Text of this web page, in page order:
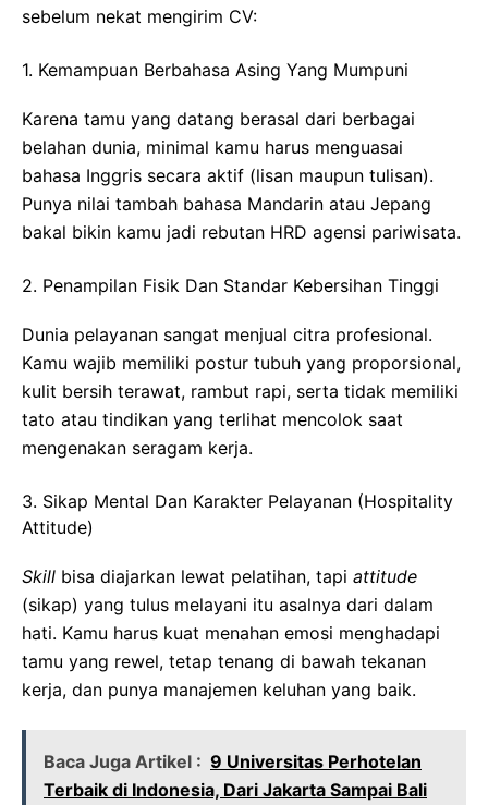
sebelum nekat mengirim CV:
1. Kemampuan Berbahasa Asing Yang Mumpuni
Karena tamu yang datang berasal dari berbagai
belahan dunia, minimal kamu harus menguasai
bahasa Inggris secara aktif (lisan maupun tulisan).
Punya nilai tambah bahasa Mandarin atau Jepang
bakal bikin kamu jadi rebutan HRD agensi pariwisata.
2. Penampilan Fisik Dan Standar Kebersihan Tinggi
Dunia pelayanan sangat menjual citra profesional.
Kamu wajib memiliki postur tubuh yang proporsional,
kulit bersih terawat, rambut rapi, serta tidak memiliki
tato atau tindikan yang terlihat mencolok saat
mengenakan seragam kerja.
3. Sikap Mental Dan Karakter Pelayanan (Hospitality
Attitude)
Skill bisa diajarkan lewat pelatihan, tapi attitude
(sikap) yang tulus melayani itu asalnya dari dalam
hati. Kamu harus kuat menahan emosi menghadapi
tamu yang rewel, tetap tenang di bawah tekanan
kerja, dan punya manajemen keluhan yang baik.
Baca Juga Artikel : 9 Universitas Perhotelan
Terbaik di Indonesia, Dari Jakarta Sampai Bali